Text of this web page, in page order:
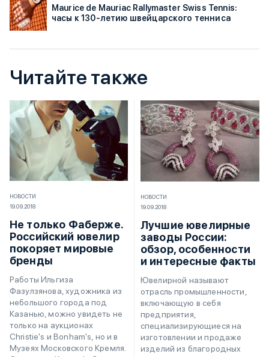
Maurice de Mauriac Rallymaster Swiss Tennis:
часы к 130-летию швейцарского тенниса
Читайте также
НОВОСТИ
19.09.2018
Не только Фаберже.
Российский ювелир
покоряет мировые
бренды
Работы Ильгиза
Фазулзянова, художника из
небольшого города под
Казанью, можно увидеть не
только на аукционах
Christie's и Bonham's, но и в
Музеях Московского Кремля.
НОВОСТИ
19.09.2018
Лучшие ювелирные
заводы России:
обзор, особенности
и интересные факты
Ювелирной называют
отрасль промышленности,
включающую в себя
предприятия,
специализирующиеся на
изготовлении и продаже
изделий из благородных